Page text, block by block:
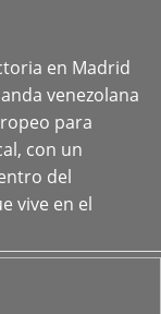
en Madrid
venezolana
para
con un
del
vive en el